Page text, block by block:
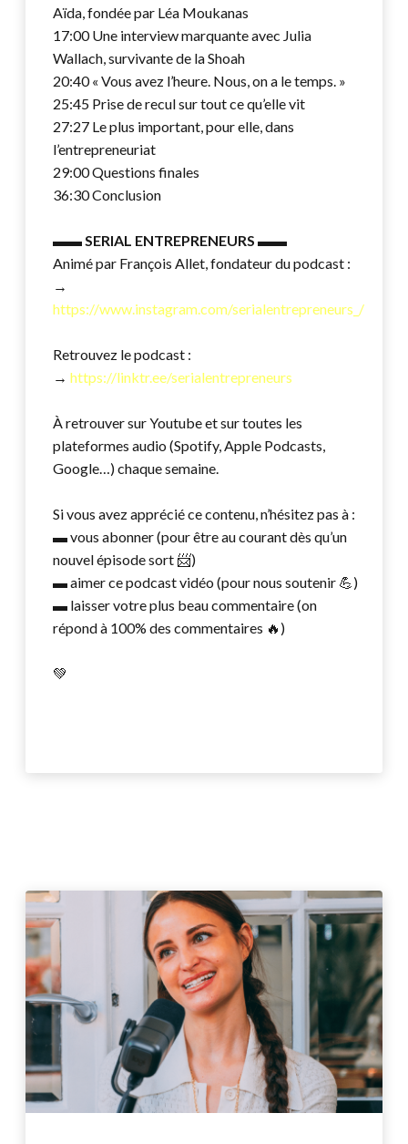
Aïda, fondée par Léa Moukanas
17:00 Une interview marquante avec Julia
Wallach, survivante de la Shoah
20:40 « Vous avez l’heure. Nous, on a le temps. »
25:45 Prise de recul sur tout ce qu’elle vit
27:27 Le plus important, pour elle, dans
l’entrepreneuriat
29:00 Questions finales
36:30 Conclusion
▬▬SERIAL ENTREPRENEURS ▬▬
Animé par François Allet, fondateur du podcast :
→
https://www.instagram.com/serialentrepreneurs_/
Retrouvez le podcast :
→https://linktr.ee/serialentrepreneurs
À retrouver sur Youtube et sur toutes les
plateformes audio (Spotify, Apple Podcasts,
Google…) chaque semaine.
Si vous avez apprécié ce contenu, n’hésitez pas à :
▬ vous abonner (pour être au courant dès qu’un
nouvel épisode sort 📨)
▬ aimer ce podcast vidéo (pour nous soutenir 💪)
▬ laisser votre plus beau commentaire (on
répond à 100% des commentaires 🔥)
💚